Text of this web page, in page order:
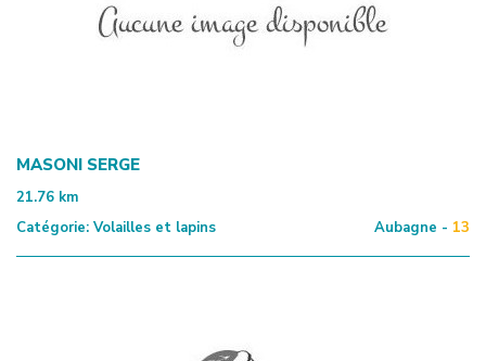
MASONI SERGE
21.76 km
Catégorie: Volailles et lapins Aubagne - 13